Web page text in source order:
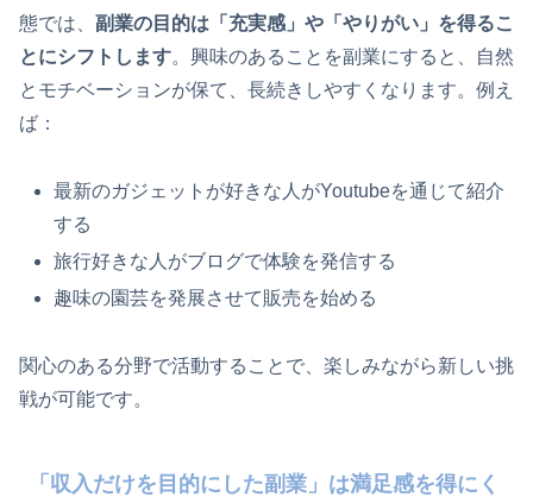
態では、 副業の目的は「充実感」や「やりがい」を得るこ
とにシフトします。興味のあることを副業にすると、自然
とモチベーションが保て、長続きしやすくなります。例え
ば：
最新のガジェットが好きな人がYoutubeを通じて紹介
する
旅行好きな人がブログで体験を発信する
趣味の園芸を発展させて販売を始める
関心のある分野で活動することで、楽しみながら新しい挑
戦が可能です。
「収入だけを目的にした副業」は満足感を得にく